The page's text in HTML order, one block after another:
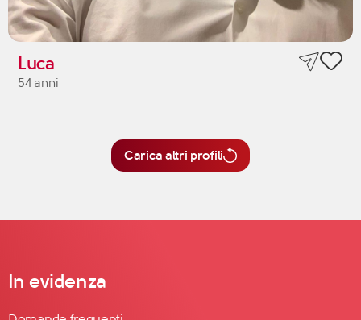
Luca
54 anni
Carica altri profili
In evidenza